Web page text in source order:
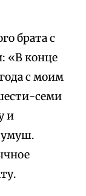
брата с
«В конце
с моим
семи
и